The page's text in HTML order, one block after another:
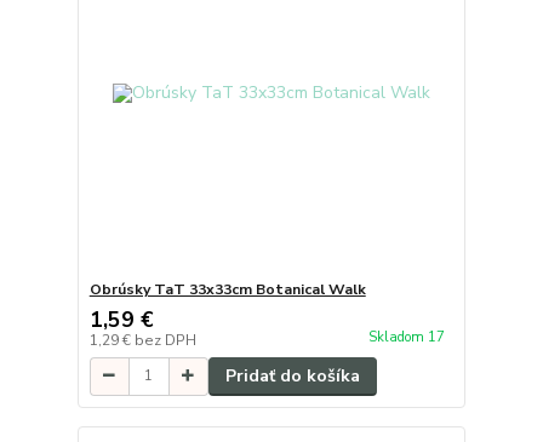
Obrúsky TaT 33x33cm Botanical Walk
1,59 €
1,29 € bez DPH Skladom 17
Pridať do košíka